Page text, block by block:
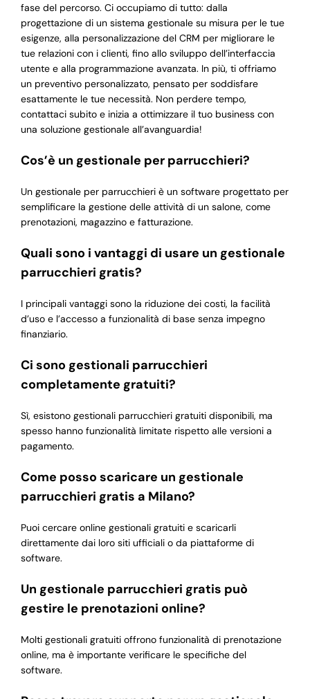
fase del percorso. Ci occupiamo di tutto: dalla
progettazione di un sistema gestionale su misura per le tue
esigenze, alla personalizzazione del CRM per migliorare le
tue relazioni con i clienti, fino allo sviluppo dell’interfaccia
utente e alla programmazione avanzata. In più, ti offriamo
un preventivo personalizzato, pensato per soddisfare
esattamente le tue necessità. Non perdere tempo,
contattaci subito e inizia a ottimizzare il tuo business con
una soluzione gestionale all’avanguardia!
Cos’è un gestionale per parrucchieri?
Un gestionale per parrucchieri è un software progettato per
semplificare la gestione delle attività di un salone, come
prenotazioni, magazzino e fatturazione.
Quali sono i vantaggi di usare un gestionale
parrucchieri gratis?
I principali vantaggi sono la riduzione dei costi, la facilità
d’uso e l’accesso a funzionalità di base senza impegno
finanziario.
Ci sono gestionali parrucchieri
completamente gratuiti?
Sì, esistono gestionali parrucchieri gratuiti disponibili, ma
spesso hanno funzionalità limitate rispetto alle versioni a
pagamento.
Come posso scaricare un gestionale
parrucchieri gratis a Milano?
Puoi cercare online gestionali gratuiti e scaricarli
direttamente dai loro siti ufficiali o da piattaforme di
software.
Un gestionale parrucchieri gratis può
gestire le prenotazioni online?
Molti gestionali gratuiti offrono funzionalità di prenotazione
online, ma è importante verificare le specifiche del
software.